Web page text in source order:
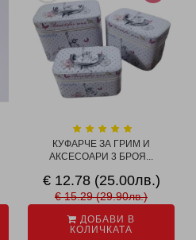
КУФАРЧЕ ЗА ГРИМ И
АКСЕСОАРИ 3 БРОЯ...
€ 12.78 (25.00лв.)
€ 15.29 (29.90лв.)
ДОБАВИ В
КОЛИЧКАТА